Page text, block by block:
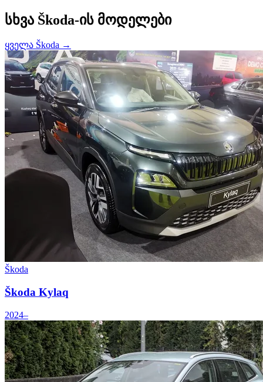
სხვა Škoda-ის მოდელები
ყველა Škoda →
Škoda
Škoda Kylaq
2024–